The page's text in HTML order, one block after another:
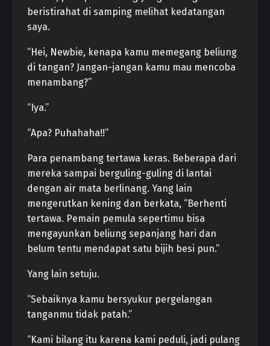
beristirahat di samping melihat kedatangan
saya.
“Hei, Newbie, kenapa kamu memegang beliung
di tangan? Jangan-jangan kamu mau mencoba
menambang?”
“Iya.”
“Apa? Puhahaha!!”
Para penambang tertawa keras. Beberapa dari
mereka sampai berguling-guling di lantai
dengan air mata berlinang. Yang lain
mengerutkan kening dan berkata, “Berhenti
tertawa. Pemain pemula sepertimu bisa
mengayunkan beliung sepanjang hari dan
belum tentu mendapat satu bijih besi pun.”
Yang lain setuju.
“Sebaiknya kamu bersyukur pergelangan
tanganmu tidak patah.”
“Kami bilang itu karena kami peduli, jadi pulang